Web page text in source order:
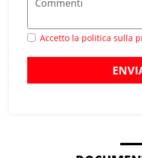
Accetto la politica sulla